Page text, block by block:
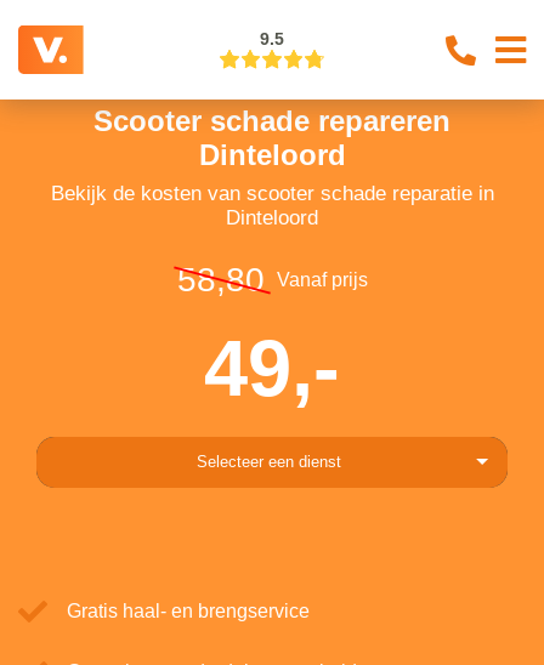
9.5
Scooter schade repareren
Dinteloord
Bekijk de kosten van scooter schade reparatie in
Dinteloord
58,80 Vanaf prijs
49,-
Selecteer een dienst
Gratis haal- en brengservice